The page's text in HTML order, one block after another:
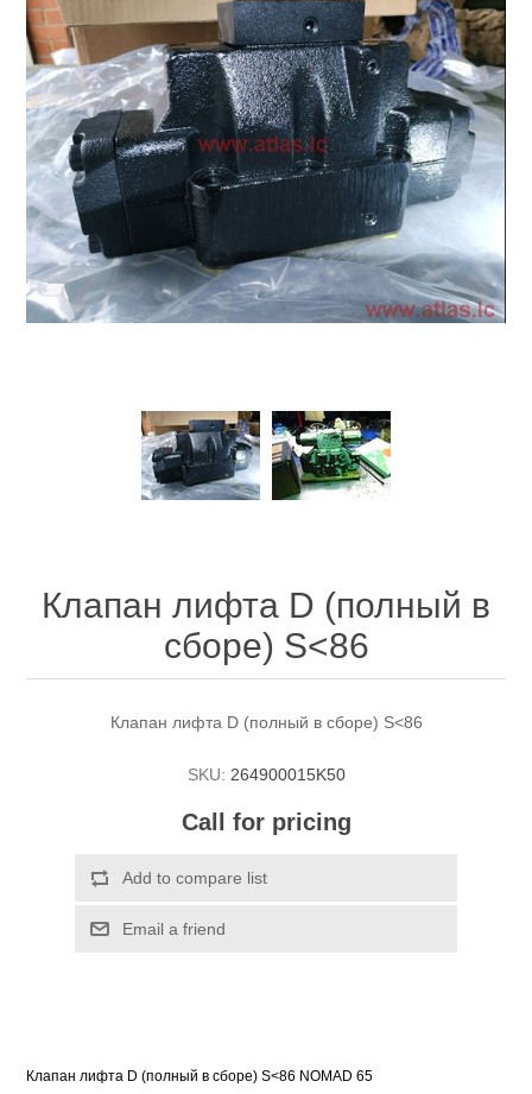
Клапан лифта D (полный в
сборе) S<86
Клапан лифта D (полный в сборе) S<86
SKU: 264900015K50
Call for pricing
Клапан лифта D (полный в сборе) S<86 NOMAD 65